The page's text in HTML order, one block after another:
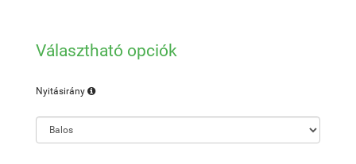
Választható opciók
Nyitásirány